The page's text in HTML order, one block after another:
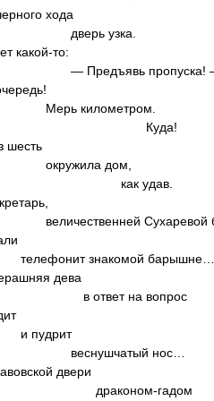
хода
узка.
какой-то:
Предъявь пропуска!
километром.
шесть
дом,
удав.
Сухаревой
знакомой барышне…
дева
ответ на вопрос
пудрит
нос…
двери
гадом